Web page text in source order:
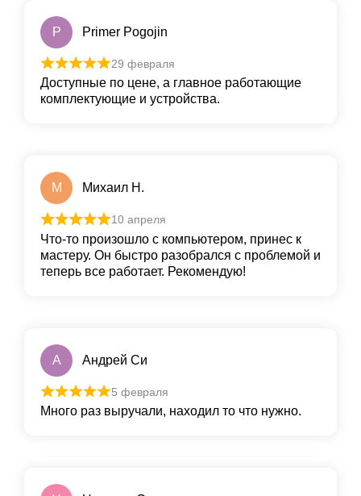
P Primer Pogojin
29 февраля
Доступные по цене, а главное работающие
комплектующие и устройства.
М Михаил Н.
10 апреля
Что-то произошло с компьютером, принес к
мастеру. Он быстро разобрался с проблемой и
теперь все работает. Рекомендую!
А Андрей Си
5 февраля
Много раз выручали, находил то что нужно.